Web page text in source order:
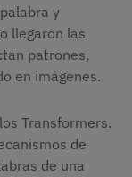
y
llegaron las
patrones,
en imágenes.
Transformers.
de
de una